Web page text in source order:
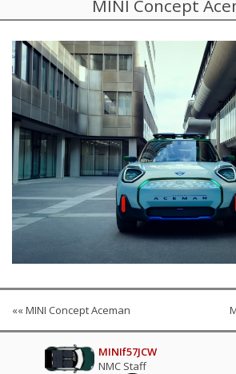
MINI Concept
«« MINI Concept Aceman
MINIf57JCW
NMC Staff